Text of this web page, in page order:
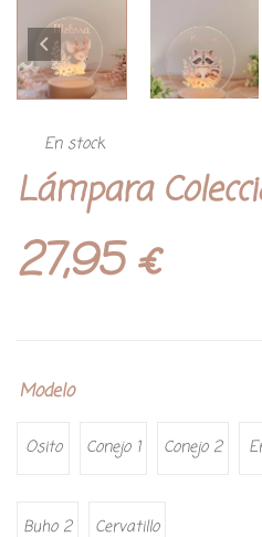
En stock
Lámpara
27,95€
Modelo
Osito Conejo 1 Conejo 2
Buho 2 Cervatillo